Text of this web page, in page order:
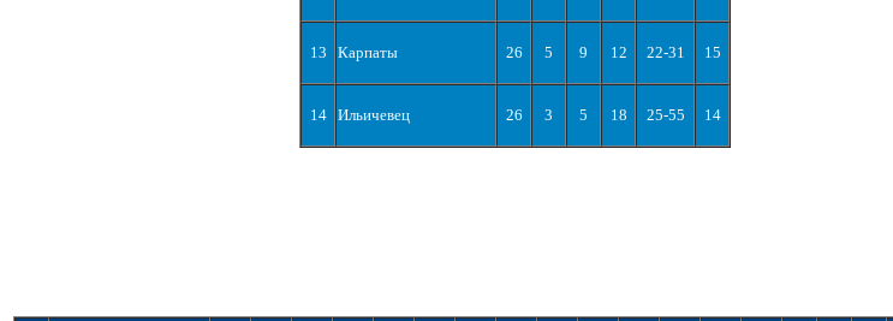
13 Карпаты 26 5 9 12 22-31 15
14 Ильичевец 26 3 5 18 25-55 14